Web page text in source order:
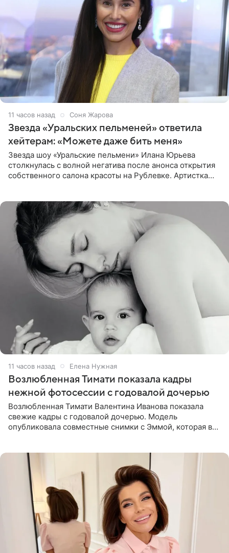
11 часов назад Соня Жарова
Звезда «Уральских пельменей» ответила
хейтерам: «Можете даже бить меня»
Звезда шоу «Уральские пельмени» Илана Юрьева
столкнулась с волной негатива после анонса открытия
собственного салона красоты на Рублевке. Артистка
11 часов назад Елена Нужная
Возлюбленная Тимати показала кадры
нежной фотосессии с годовалой дочерью
Возлюбленная Тимати Валентина Иванова показала
свежие кадры с годовалой дочерью. Модель
опубликовала совместные снимки с Эммой, которая в